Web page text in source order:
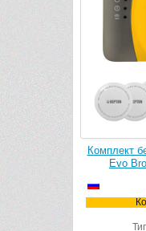
Комплект
Evo